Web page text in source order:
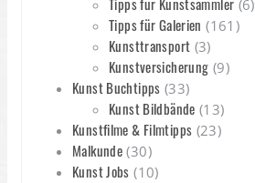
(6)
Tipps für Galerien (161)
Kunsttransport (3)
Kunstversicherung (9)
Kunst Buchtipps (33)
Kunst Bildbände (13)
Kunstfilme & Filmtipps (23)
Malkunde (30)
Kunst Jobs (10)